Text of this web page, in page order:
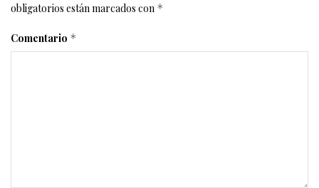
obligatorios están marcados con *
Comentario *